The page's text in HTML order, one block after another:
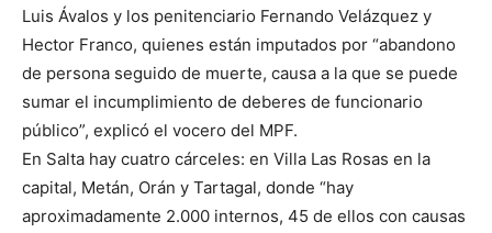
Luis Ávalos y los penitenciario Fernando Velázquez y
Hector Franco, quienes están imputados por “abandono
de persona seguido de muerte, causa a la que se puede
sumar el incumplimiento de deberes de funcionario
público”, explicó el vocero del MPF.
En Salta hay cuatro cárceles: en Villa Las Rosas en la
capital, Metán, Orán y Tartagal, donde “hay
aproximadamente 2.000 internos, 45 de ellos con causas